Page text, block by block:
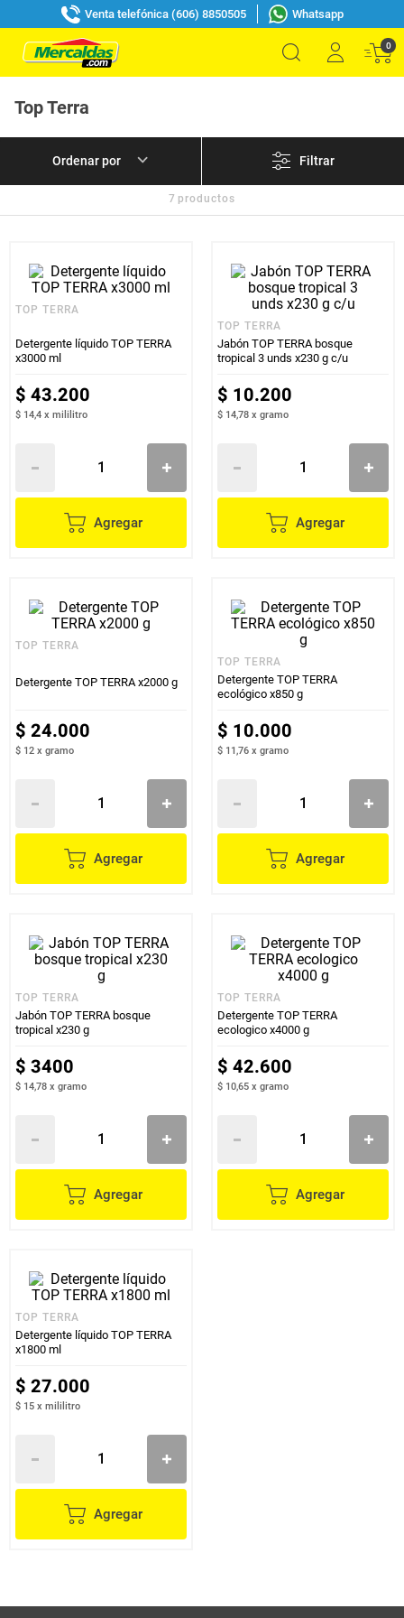
Venta telefónica (606) 8850505 Whatsapp
0
Top Terra
Filtrar
7 productos
TOP TERRA
Detergente líquido TOP TERRA
x3000 ml
$ 43.200
$ 14,4 x mililitro
Agregar
TOP TERRA
Jabón TOP TERRA bosque
tropical 3 unds x230 g c/u
$ 10.200
$ 14,78 x gramo
Agregar
TOP TERRA
Detergente TOP TERRA x2000 g
$ 24.000
$ 12 x gramo
Agregar
TOP TERRA
Detergente TOP TERRA
ecológico x850 g
$ 10.000
$ 11,76 x gramo
Agregar
TOP TERRA
Jabón TOP TERRA bosque
tropical x230 g
$ 3400
$ 14,78 x gramo
Agregar
TOP TERRA
Detergente TOP TERRA
ecologico x4000 g
$ 42.600
$ 10,65 x gramo
Agregar
TOP TERRA
Detergente líquido TOP TERRA
x1800 ml
$ 27.000
$ 15 x mililitro
Agregar